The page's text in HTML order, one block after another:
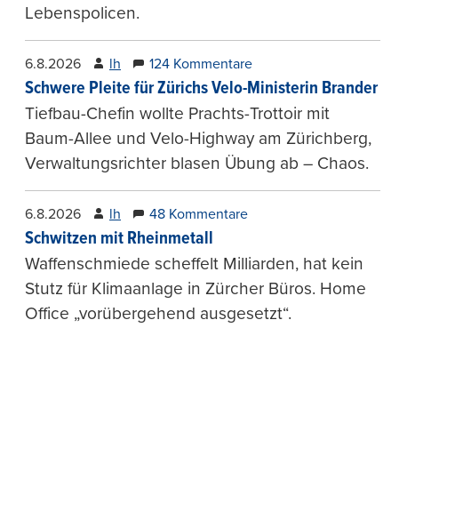
Lebenspolicen.
6.8.2026 lh 124 Kommentare
Schwere Pleite für Zürichs Velo-Ministerin Brander
Tiefbau-Chefin wollte Prachts-Trottoir mit
Baum-Allee und Velo-Highway am Zürichberg,
Verwaltungsrichter blasen Übung ab – Chaos.
6.8.2026 lh 48 Kommentare
Schwitzen mit Rheinmetall
Waffenschmiede scheffelt Milliarden, hat kein
Stutz für Klimaanlage in Zürcher Büros. Home
Office „vorübergehend ausgesetzt“.